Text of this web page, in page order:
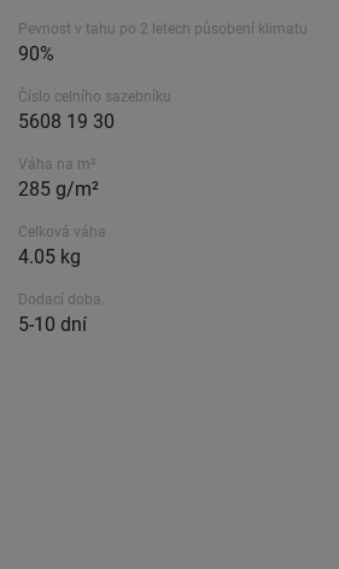
Pevnost v tahu po 2 letech působení klimatu
90%
Číslo celního sazebníku
5608 19 30
Váha na m²
285 g/m²
Celková váha
4.05 kg
Dodací doba.
5-10 dní